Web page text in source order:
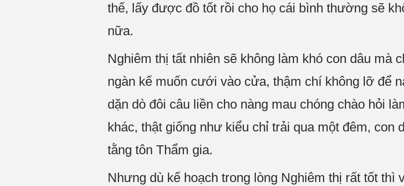
thế, lấy được đồ tốt rồi cho họ cái bình thường sẽ
nữa.
Nghiêm thị tất nhiên sẽ không làm khó con dâu mà
ngàn kế muốn cưới vào cửa, thậm chí không lỡ để
dặn dò đôi câu liền cho nàng mau chóng chào hỏi
khác, thật giống như kiểu chỉ trải qua một đêm, con
tằng tôn Thẩm gia.
Nhưng dù kế hoạch trong lòng Nghiêm thị rất tốt thì